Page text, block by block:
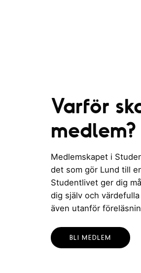
Varför
medlem?
Medlemskapet i
det som gör Lund till
Studentlivet ger dig
dig själv och
även utanför
BLI MEDLEM